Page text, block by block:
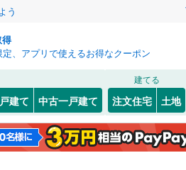
う
、アプリで使えるお得なクーポン
建て 中古一戸建て
建てる
注文住宅 土地